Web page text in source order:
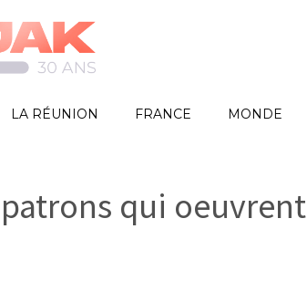
LA RÉUNION FRANCE MONDE
patrons qui oeuvrent